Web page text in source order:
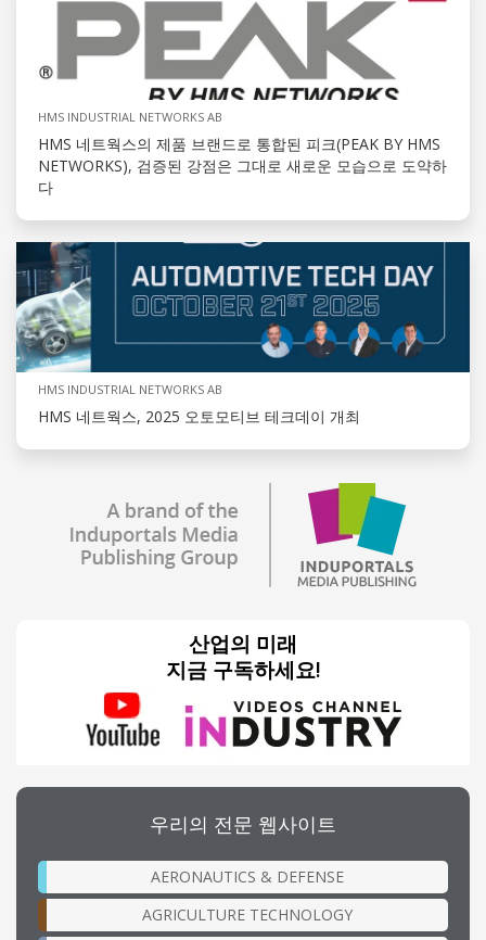
HMS INDUSTRIAL NETWORKS AB
HMS 네트웍스의 제품 브랜드로 통합된 피크(PEAK BY HMS
NETWORKS), 검증된 강점은 그대로 새로운 모습으로 도약하
다
HMS INDUSTRIAL NETWORKS AB
HMS 네트웍스, 2025 오토모티브 테크데이 개최
산업의 미래
지금 구독하세요!
우리의 전문 웹사이트
AERONAUTICS & DEFENSE
AGRICULTURE TECHNOLOGY